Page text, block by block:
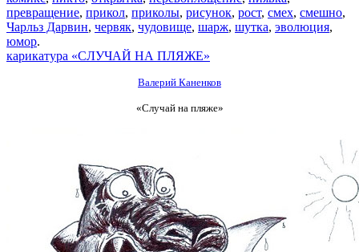
превращение, прикол, приколы, рисунок, рост, смех, смешно,
Чарльз Дарвин, червяк, чудовище, шарж, шутка, эволюция,
юмор.
карикатура «СЛУЧАЙ НА ПЛЯЖЕ»
Валерий Каненков
«Случай на пляже»